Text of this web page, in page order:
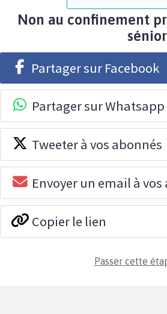
Non au confinement
Partager sur Facebook
Partager sur Whatsapp
Tweeter à vos abonnés
Envoyer un email à vos
Copier le lien
Passer cette